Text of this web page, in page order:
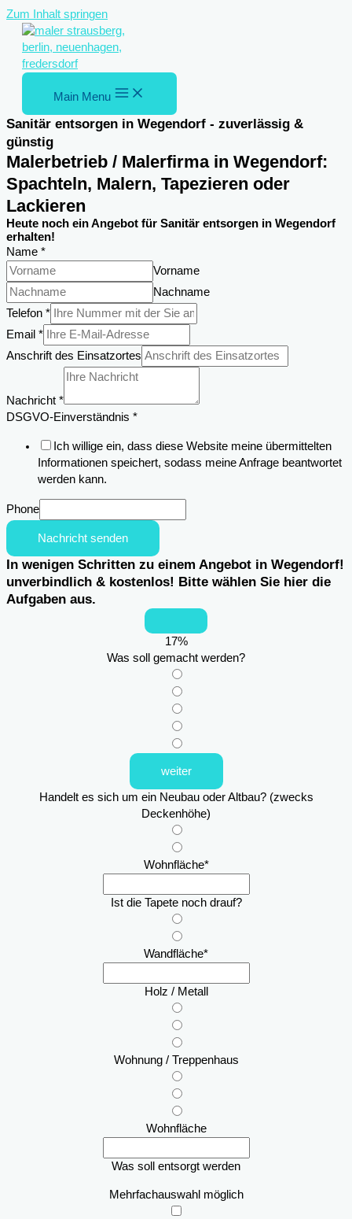
Zum Inhalt springen
Main Menu
Sanitär entsorgen in Wegendorf - zuverlässig &
günstig
Malerbetrieb / Malerfirma in Wegendorf:
Spachteln, Malern, Tapezieren oder
Lackieren
Heute noch ein Angebot für Sanitär entsorgen in Wegendorf
erhalten!
Name *
Vorname
Nachname
Telefon *
Email *
Anschrift des Einsatzortes
Nachricht *
Einsatzortes
Anschrift
DSGVO-Einverständnis *
Ich willige ein, dass diese Website meine übermittelten
Informationen speichert, sodass meine Anfrage beantwortet
werden kann.
Phone
Nachricht senden
In wenigen Schritten zu einem Angebot in Wegendorf!
unverbindlich & kostenlos! Bitte wählen Sie hier die
Aufgaben aus.
17%
Was soll gemacht werden?
weiter
Handelt es sich um ein Neubau oder Altbau? (zwecks
Deckenhöhe)
Wohnfläche*
Ist die Tapete noch drauf?
Wandfläche*
Holz / Metall
Wohnung / Treppenhaus
Wohnfläche
Was soll entsorgt werden
Mehrfachauswahl möglich